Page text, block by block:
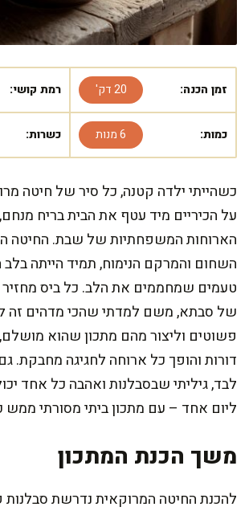
זמן הכנה: 20 דק' רמת קושי:
כמות: 6 מנות כשרות:
כשהייתי ילדה קטנה, כל סיר של חיטה
על הכיריים מיד עטף את הבית בריח
הארוחות המשפחתיות של שבת. החיטה
השחום והמרקם הנימוח, תמיד הייתה
טעמים שמחממים את הלב. כל ביס
של סבתא, משם למדתי שהכי מדהים זה
פשוטים וליצור מהם מתכון שהוא
דורות והופך כל ארוחה לחגיגה מחבקת.
לבד, גיליתי שבסבלנות ואהבה כל אחד
ליום אחד – עם מתכון ביתי מסורתי
משך הכנת המתכון
להכנת החיטה המרוקאית נדרשת